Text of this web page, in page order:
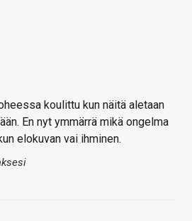
koulittu kun näitä aletaan
En nyt ymmärrä mikä ongelma
elokuvan vai ihminen.